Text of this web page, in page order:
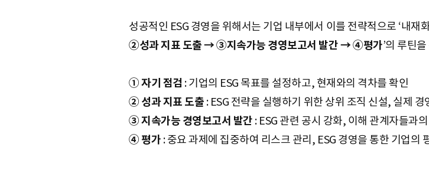
성공적인 ESG 경영을 위해서는 기업 내부에서 이를 전략적으로 ‘내재
②성과 지표 도출 → ③지속가능 경영보고서 발간 → ④평가’의 루틴
① 자기 점검 : 기업의 ESG 목표를 설정하고, 현재와의 격차를 확인
② 성과 지표 도출 : ESG 전략을 실행하기 위한 상위 조직 신설, 실제
③ 지속가능 경영보고서 발간 : ESG 관련 공시 강화, 이해 관계자들과
④ 평가 : 중요 과제에 집중하여 리스크 관리, ESG 경영을 통한 기업의